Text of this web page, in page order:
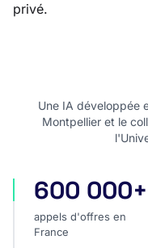
privé.
Une IA développée
Montpellier et le
appels d'offres en
600 000+
appels d'offres en
France